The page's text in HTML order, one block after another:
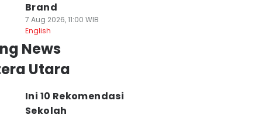
Brand
7 Aug 2026, 11:00 WIB
English
News
Utara
Ini 10 Rekomendasi
Sekolah